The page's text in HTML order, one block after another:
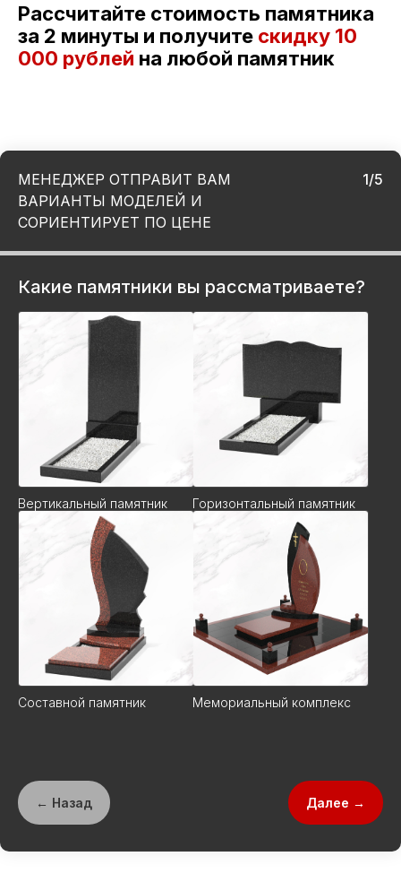
Рассчитайте стоимость памятника
за 2 минуты и получите скидку 10
000 рублей на любой памятник
МЕНЕДЖЕР ОТПРАВИТ ВАМ
ВАРИАНТЫ МОДЕЛЕЙ И
СОРИЕНТИРУЕТ ПО ЦЕНЕ
1/5
Какие памятники вы рассматриваете?
Вертикальный памятник Горизонтальный памятник
Составной памятник Мемориальный комплекс
← Назад Далее →